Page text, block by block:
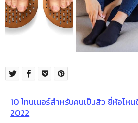
10 โทนเนอร์สำหรับคนเป็นสิว ยี่ห้อไหน
2022